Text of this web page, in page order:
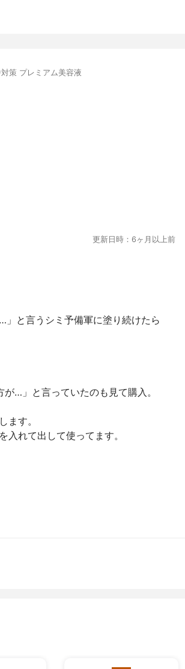
策 プレミアム美容液
更新日時：6ヶ月以上前
」と言うシミ予備軍に塗り続けたら
…」と言っていたのも見て購入。
ます。
入れて出して使ってます。